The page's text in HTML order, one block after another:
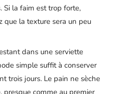
Si la faim est trop forte,
que la texture sera un peu
dans une serviette
simple suffit à conserver
trois jours. Le pain ne sèche
presque comme au premier